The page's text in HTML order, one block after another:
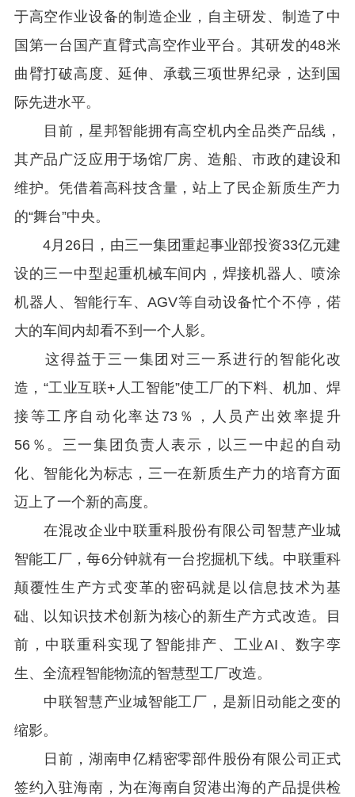
于高空作业设备的制造企业，自主研发、制造了中
国第一台国产直臂式高空作业平台。其研发的48米
曲臂打破高度、延伸、承载三项世界纪录，达到国
际先进水平。
目前，星邦智能拥有高空机内全品类产品线，
其产品广泛应用于场馆厂房、造船、市政的建设和
维护。凭借着高科技含量，站上了民企新质生产力
的“舞台”中央。
4月26日，由三一集团重起事业部投资33亿元建
设的三一中型起重机械车间内，焊接机器人、喷涂
机器人、智能行车、AGV等自动设备忙个不停，偌
大的车间内却看不到一个人影。
这得益于三一集团对三一系进行的智能化改
造，“工业互联+人工智能”使工厂的下料、机加、焊
接等工序自动化率达73％，人员产出效率提升
56％。三一集团负责人表示，以三一中起的自动
化、智能化为标志，三一在新质生产力的培育方面
迈上了一个新的高度。
在混改企业中联重科股份有限公司智慧产业城
智能工厂，每6分钟就有一台挖掘机下线。中联重科
颠覆性生产方式变革的密码就是以信息技术为基
础、以知识技术创新为核心的新生产方式改造。目
前，中联重科实现了智能排产、工业AI、数字孪
生、全流程智能物流的智慧型工厂改造。
中联智慧产业城智能工厂，是新旧动能之变的
缩影。
日前，湖南申亿精密零部件股份有限公司正式
签约入驻海南，为在海南自贸港出海的产品提供检